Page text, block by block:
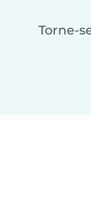
Torne-